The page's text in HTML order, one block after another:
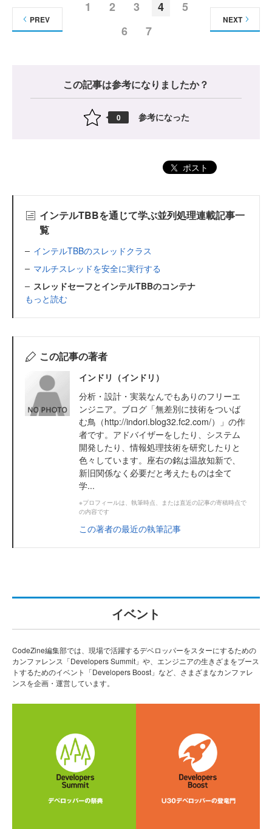
1 2 3 4
5
6
7
PREV NEXT
この記事は参考になりましたか？
0 参考になった
ポスト
インテルTBBを通じて学ぶ並列処理連載記事一
覧
インテルTBBのスレッドクラス
マルチスレッドを安全に実行する
スレッドセーフとインテルTBBのコンテナ
もっと読む
この記事の著者
インドリ（インドリ）
分析・設計・実装なんでもありのフリーエ
ンジニア。ブログ「無差別に技術をついば
む鳥（http://indori.blog32.fc2.com/）」の作
者です。アドバイザーをしたり、システム
開発したり、情報処理技術を研究したりと
色々しています。座右の銘は温故知新で、
新旧関係なく必要だと考えたものは全て
学...
※プロフィールは、執筆時点、または直近の記事の寄稿時点で
の内容です
この著者の最近の執筆記事
イベント
CodeZine編集部では、現場で活躍するデベロッパーをスターにするための
カンファレンス「Developers Summit」や、エンジニアの生きざまをブース
トするためのイベント「Developers Boost」など、さまざまなカンファレ
ンスを企画・運営しています。